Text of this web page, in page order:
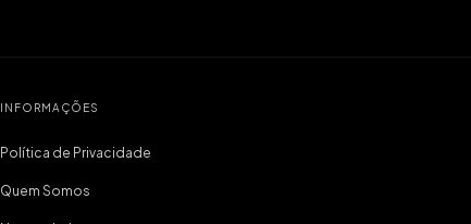
INFORMAÇÕES
Política de Privacidade
Quem Somos